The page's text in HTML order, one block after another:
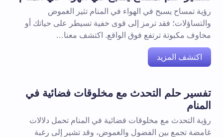
رؤية تمساح يسبح في الهواء في المنام تثير الغموض
والتساؤلات؛ فقد ترمز إلى قوى خفية تسيطر على حياتك أو
مخاوف مكبوتة ترتفع فوق الواقع. اكتشف معنا…
اكتشف المزيد
تفسير حلم التحدث مع مخلوقات فضائية في
المنام
رؤية التحدث مع مخلوقات فضائية في المنام تحمل دلالات
غامضة تجمع بين الفضول والغموض، وقد تشير إلى رغبة